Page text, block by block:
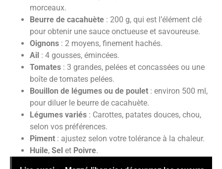
morceaux.
Beurre de cacahuète : 200 g, qui est l’élément clé
pour obtenir une sauce onctueuse et savoureuse.
Oignons : 2 moyens, finement hachés.
Ail : 4 gousses, émincées.
Tomates : 3 grandes, pelées et concassées ou une
boîte de tomates pelées.
Bouillon de légumes ou de poulet : environ 500 ml,
pour diluer le beurre de cacahuète.
Légumes variés : Carottes, patates douces, chou,
selon vos préférences.
Piment : ajustez selon votre tolérance à la chaleur.
Huile, Sel et Poivre.